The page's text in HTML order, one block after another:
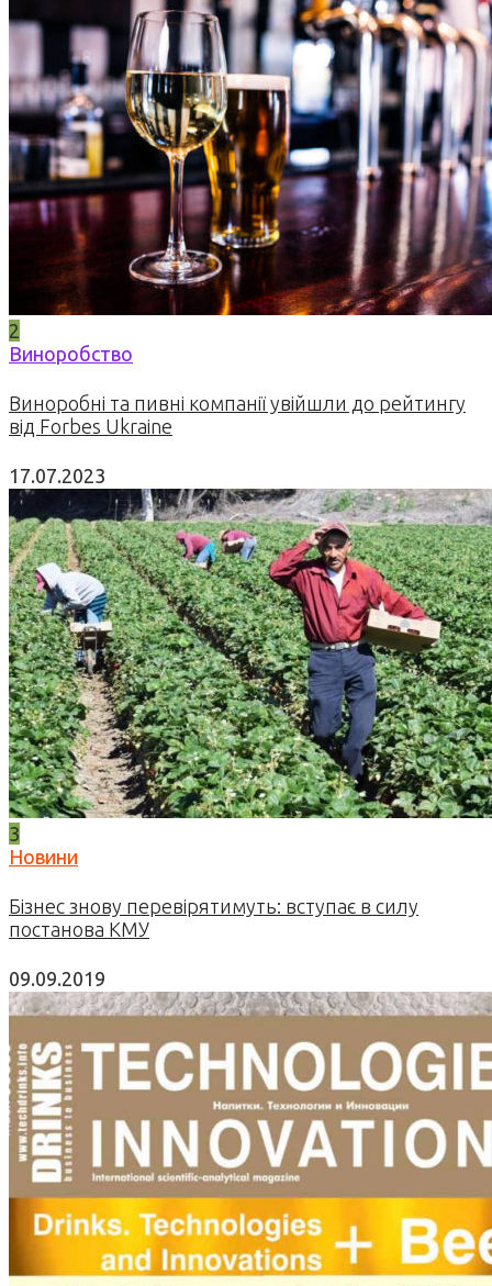
2
Виноробство
Виноробні та пивні компанії увійшли до рейтингу
від Forbes Ukraine
17.07.2023
3
Новини
Бізнес знову перевірятимуть: вступає в силу
постанова КМУ
09.09.2019